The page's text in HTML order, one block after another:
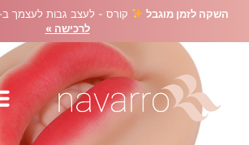
השקה לזמן מוגבל קורס - לעצב גבות לעצמך
לרכישה »